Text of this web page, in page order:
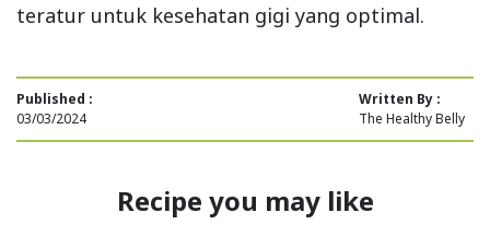
teratur untuk kesehatan gigi yang optimal.
Published :
03/03/2024
Written By :
The Healthy Belly
Recipe you may like